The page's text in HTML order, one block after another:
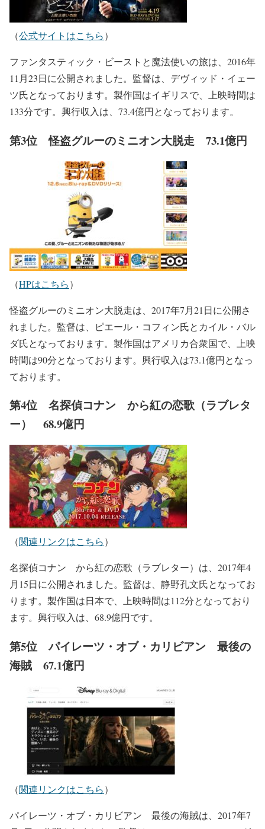
（公式サイトはこちら）
ファンタスティック・ビーストと魔法使いの旅は、2016年
11月23日に公開されました。監督は、デヴィッド・イェー
ツ氏となっております。製作国はイギリスで、上映時間は
133分です。興行収入は、73.4億円となっております。
第3位 怪盗グルーのミニオン大脱走 73.1億円
（HPはこちら）
怪盗グルーのミニオン大脱走は、2017年7月21日に公開さ
れました。監督は、ピエール・コフィン氏とカイル・バル
ダ氏となっております。製作国はアメリカ合衆国で、上映
時間は90分となっております。興行収入は73.1億円となっ
ております。
第4位 名探偵コナン から紅の恋歌（ラブレタ
ー） 68.9億円
（関連リンクはこちら）
名探偵コナン から紅の恋歌（ラブレター）は、2017年4
月15日に公開されました。監督は、静野孔文氏となってお
ります。製作国は日本で、上映時間は112分となっており
ます。興行収入は、68.9億円です。
第5位 パイレーツ・オブ・カリビアン 最後の
海賊 67.1億円
（関連リンクはこちら）
パイレーツ・オブ・カリビアン 最後の海賊は、2017年7